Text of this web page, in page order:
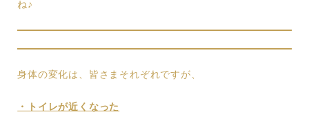
ね♪
身体の変化は、皆さまそれぞれですが、
・トイレが近くなった